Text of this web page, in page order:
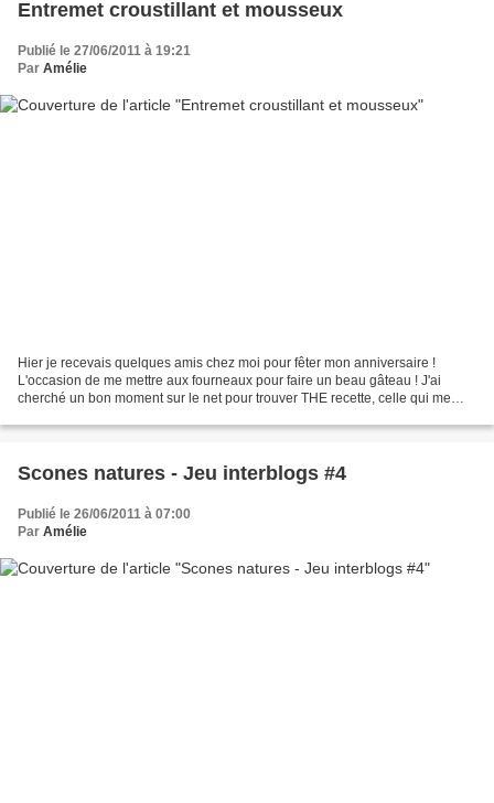
Entremet croustillant et mousseux
Publié le 27/06/2011 à 19:21
Par Amélie
Hier je recevais quelques amis chez moi pour fêter mon anniversaire !
L'occasion de me mettre aux fourneaux pour faire un beau gâteau ! J'ai
cherché un bon moment sur le net pour trouver THE recette, celle qui me
Scones natures - Jeu interblogs #4
Publié le 26/06/2011 à 07:00
Par Amélie